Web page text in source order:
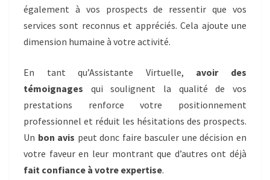
également à vos prospects de ressentir que vos
services sont reconnus et appréciés. Cela ajoute une
dimension humaine à votre activité.
En tant qu’Assistante Virtuelle, avoir des
témoignages qui soulignent la qualité de vos
prestations renforce votre positionnement
professionnel et réduit les hésitations des prospects.
Un bon avis peut donc faire basculer une décision en
votre faveur en leur montrant que d’autres ont déjà
fait confiance à votre expertise.